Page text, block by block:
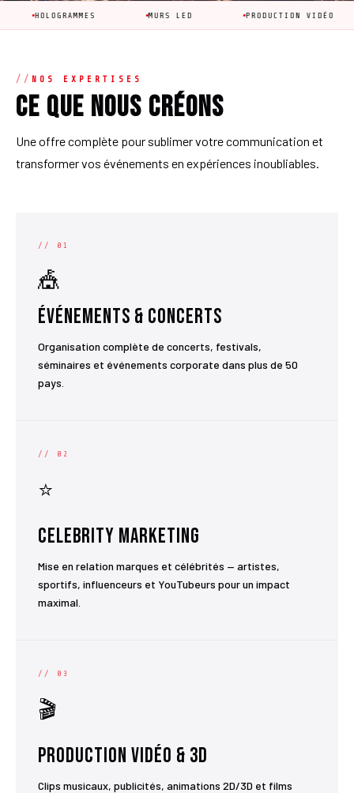
MURS LED PRODUCTION VIDÉO
NOS EXPERTISES
Ce que nous créons
Une offre complète pour sublimer votre communication et
transformer vos événements en expériences inoubliables.
// 01
🎪
Événements & Concerts
Organisation complète de concerts, festivals,
séminaires et événements corporate dans plus de 50
pays.
// 02
⭐
Celebrity Marketing
Mise en relation marques et célébrités — artistes,
sportifs, influenceurs et YouTubeurs pour un impact
maximal.
// 03
🎬
Production Vidéo & 3D
Clips musicaux, publicités, animations 2D/3D et films